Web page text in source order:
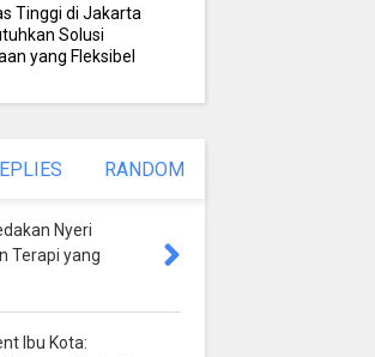
Tinggi di Jakarta
Solusi
yang Fleksibel
RANDOM
Nyeri
Terapi yang
Ibu Kota: